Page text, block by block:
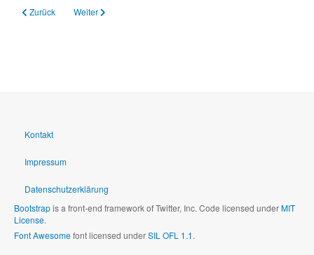
Vorheriger Beitrag: 20.09.2017 2. Regionaler Bildungs-Tag in der IGS
Zurück Nächster Beitrag: 23.11.2016 Elternwünsche
Weiter
Kontakt
Impressum
Datenschutzerklärung
Bootstrapis a front-end framework of Twitter, Inc. Code licensed underMIT
License.
Font Awesomefont licensed underSIL OFL 1.1.